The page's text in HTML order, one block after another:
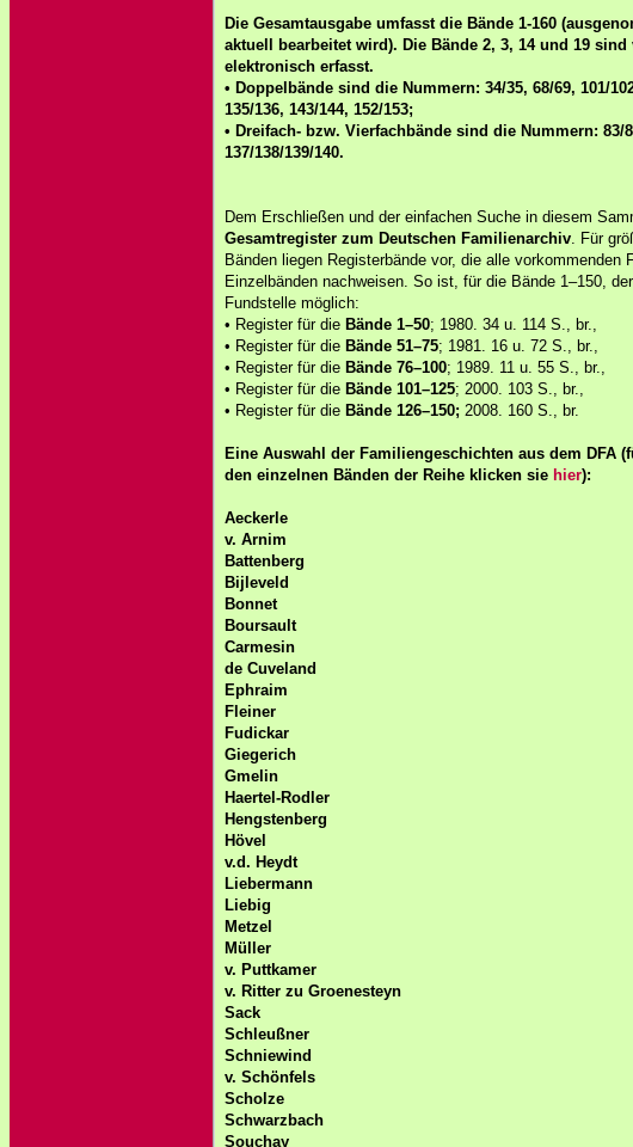
Die Gesamtausgabe umfasst die Bände 1-160
aktuell bearbeitet wird). Die Bände 2, 3, 14 und 19
elektronisch erfasst.
• Doppelbände sind die Nummern: 34/35, 68/69, 101/
135/136, 143/144, 152/153;
• Dreifach- bzw. Vierfachbände sind die Nummern: 83/
137/138/139/140.
Dem Erschließen und der einfachen Suche in diesem
Gesamtregister zum Deutschen Familienarchiv. Für
Bänden liegen Registerbände vor, die alle vorkommenden
Einzelbänden nachweisen. So ist, für die Bände 1–150,
Fundstelle möglich:
• Register für die Bände 1–50; 1980. 34 u. 114 S., br.,
• Register für die Bände 51–75; 1981. 16 u. 72 S., br.,
• Register für die Bände 76–100; 1989. 11 u. 55 S., br.,
• Register für die Bände 101–125; 2000. 103 S., br.,
• Register für die Bände 126–150; 2008. 160 S., br.
Eine Auswahl der Familiengeschichten aus dem DFA
den einzelnen Bänden der Reihe klicken sie hier):
Aeckerle
v. Arnim
Battenberg
Bijleveld
Bonnet
Boursault
Carmesin
de Cuveland
Ephraim
Fleiner
Fudickar
Giegerich
Gmelin
Haertel-Rodler
Hengstenberg
Hövel
v.d. Heydt
Liebermann
Liebig
Metzel
Müller
v. Puttkamer
v. Ritter zu Groenesteyn
Sack
Schleußner
Schniewind
v. Schönfels
Scholze
Schwarzbach
Souchay